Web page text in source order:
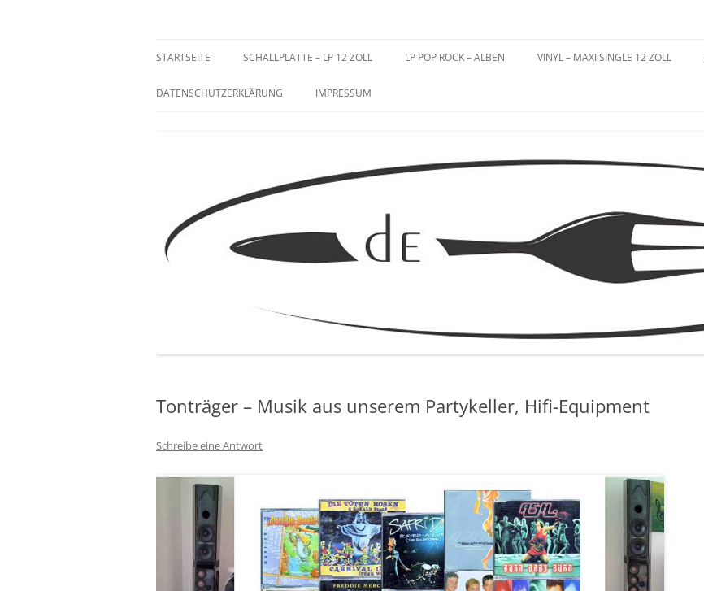
STARTSEITE SCHALLPLATTE – LP 12 ZOLL LP POP ROCK – ALBEN VINYL – MAXI SINGLE 12 ZOLL
DATENSCHUTZERKLÄRUNG IMPRESSUM
Tonträger – Musik aus unserem Partykeller, Hifi-Equipment
Schreibe eine Antwort